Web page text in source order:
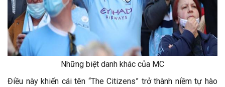
Những biệt danh khác của MC
Điều này khiến cái tên “The Citizens” trở thành niềm tự hào